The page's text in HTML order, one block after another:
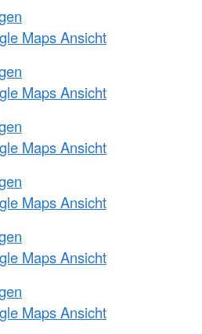
Maps Ansicht
Maps Ansicht
Maps Ansicht
Maps Ansicht
Maps Ansicht
Maps Ansicht